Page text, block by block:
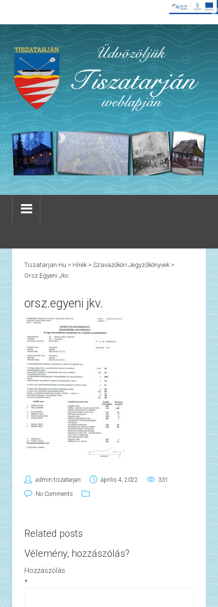
Tiszatarjan.hu > Hírek> Szavazóköri Jegyzőkönyvek>
Orsz.egyeni Jkv.
orsz.egyeni jkv.
admin.tiszatarjan április 4, 2022 331
No Comments
Related posts
Vélemény, hozzászólás?
Hozzászólás
*